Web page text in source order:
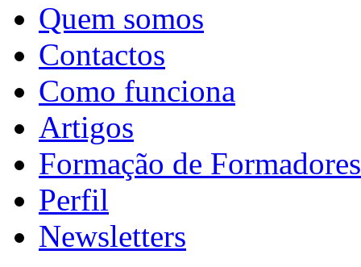
Quem somos
Contactos
Como funciona
Artigos
Formação de Formadores
Perfil
Newsletters